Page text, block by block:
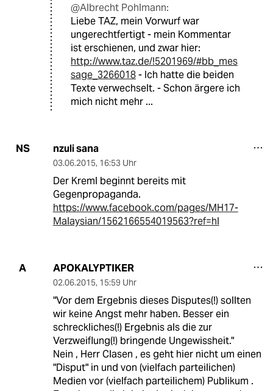
@Albrecht Pohlmann:
Liebe TAZ, mein Vorwurf war
ungerechtfertigt - mein Kommentar
ist erschienen, und zwar hier:
http://www.taz.de/!5201969/#bb_mes
sage_3266018- Ich hatte die beiden
Texte verwechselt. - Schon ärgere ich
mich nicht mehr ...
NS nzuli sana
03.06.2015, 16:53 Uhr
Der Kreml beginnt bereits mit
Gegenpropaganda.
https://www.facebook.com/pages/MH17-
Malaysian/1562166554019563?ref=hl
A APOKALYPTIKER
02.06.2015, 15:59 Uhr
"Vor dem Ergebnis dieses Disputes(!) sollten
wir keine Angst mehr haben. Besser ein
schreckliches(!) Ergebnis als die zur
Verzweiflung(!) bringende Ungewissheit."
Nein , Herr Clasen , es geht hier nicht um einen
"Disput" in und von (vielfach parteilichen)
Medien vor (vielfach parteilichem) Publikum .